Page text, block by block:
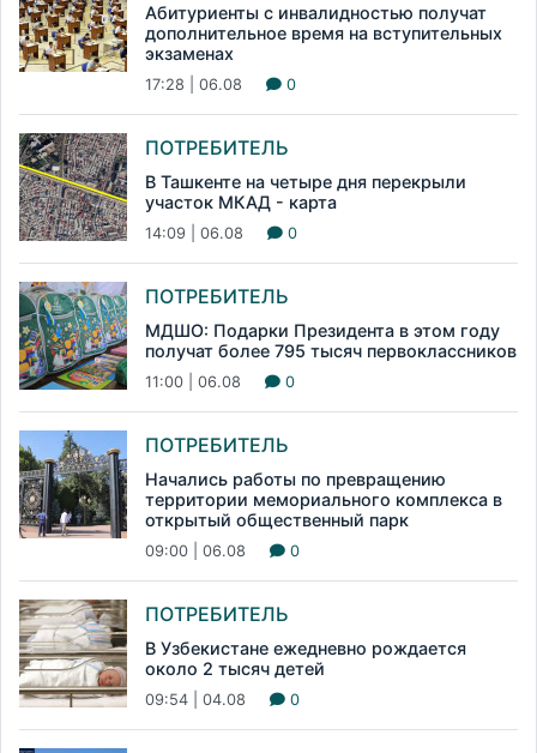
Абитуриенты с инвалидностью получат
дополнительное время на вступительных
экзаменах
17:28 | 06.08 0
ПОТРЕБИТЕЛЬ
В Ташкенте на четыре дня перекрыли
участок МКАД - карта
14:09 | 06.08 0
ПОТРЕБИТЕЛЬ
МДШО: Подарки Президента в этом году
получат более 795 тысяч первоклассников
11:00 | 06.08 0
ПОТРЕБИТЕЛЬ
Начались работы по превращению
территории мемориального комплекса в
открытый общественный парк
09:00 | 06.08 0
ПОТРЕБИТЕЛЬ
В Узбекистане ежедневно рождается
около 2 тысяч детей
09:54 | 04.08 0